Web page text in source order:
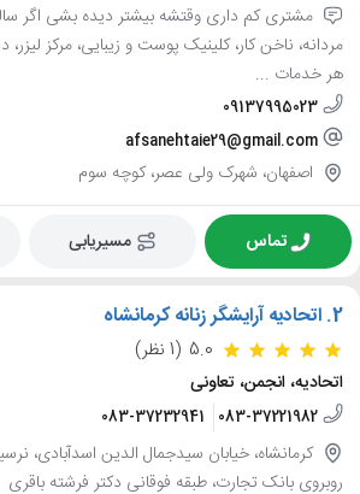
مشتری کم داری وقتشه بیشتر دیده بشی اگر
مردانه، ناخن کار، کلینیک پوست و زیبایی، مرکز لیزر،
هر خدمات ...
09137995023
afsanehtaie29@gmail.com
اصفهان، شهرک ولی عصر، کوچه سوم
تماس مسیریابی
2. اتحادیه آرایشگر زنانه کرمانشاه
5.0 (1 نظر)
اتحادیه، انجمن، تعاونی
083-37221982
083-37232941
کرمانشاه، خیابان سیدجمال الدین اسدآبادی،
روبروی بانک تجارت، طبقه فوقانی دکتر فرشته باقری